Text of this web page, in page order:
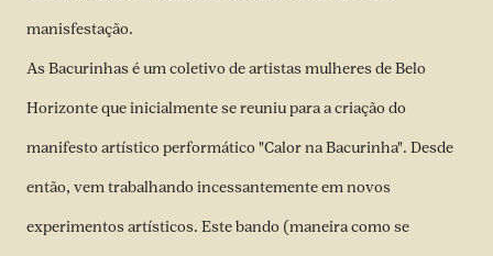
manisfestação.
As Bacurinhas é um coletivo de artistas mulheres de Belo
Horizonte que inicialmente se reuniu para a criação do
manifesto artístico performático "Calor na Bacurinha". Desde
então, vem trabalhando incessantemente em novos
experimentos artísticos. Este bando (maneira como se